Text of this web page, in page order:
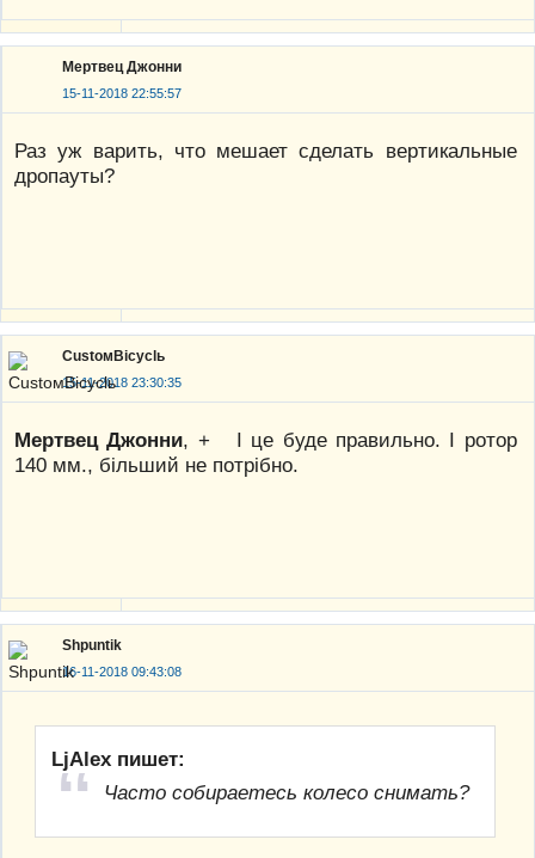
Мертвец Джонни
15-11-2018 22:55:57
Раз уж варить, что мешает сделать вертикальные
дропауты?
CustoмBicyclь
15-11-2018 23:30:35
Мертвец Джонни, + І це буде правильно. І ротор
140 мм., більший не потрібно.
Shpuntik
16-11-2018 09:43:08
LjAlex пишет:
Часто собираетесь колесо снимать?